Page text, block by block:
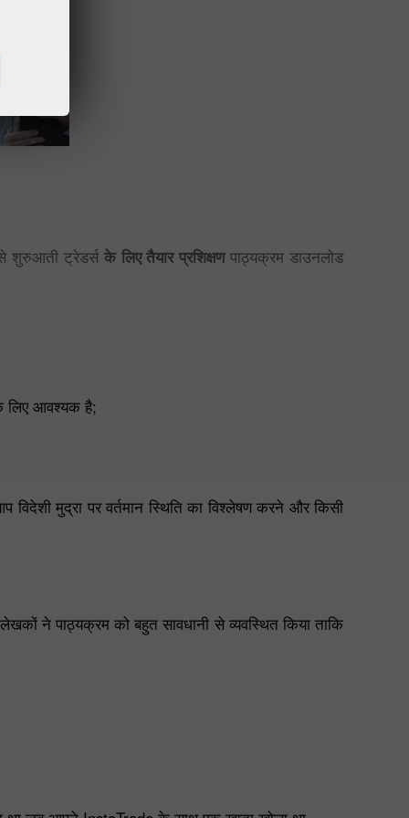
शुरुआती ट्रेडर्स के लिए तैयार प्रशिक्षणपाठ्यक्रम डाउनलोड
लिए आवश्यक है;
मुद्रा पर वर्तमान स्थिति का विश्लेषण करने और किसी
ने पाठ्यक्रम को बहुत सावधानी से व्यवस्थित किया ताकि